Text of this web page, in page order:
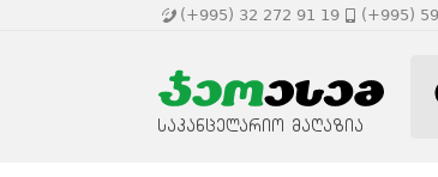
(+995) 32 272 91 19 (+995)